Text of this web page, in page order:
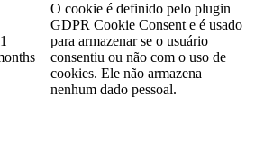
O cookie é definido pelo plugin
GDPR Cookie Consent e é usado
para armazenar se o usuário
consentiu ou não com o uso de
cookies. Ele não armazena
nenhum dado pessoal.